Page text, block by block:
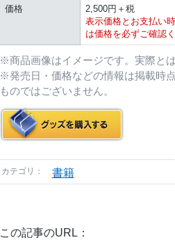
価格
2,500円＋税
表示価格とお支払い
は価格を必ずご確認
※商品画像はイメージです。実際と
※発売日・価格などの情報は掲載時
ものではございません。
カテゴリ： 書籍
この記事のURL：